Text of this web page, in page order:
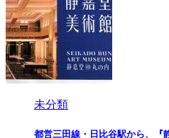
未分類
都営三田線・日比谷駅から、『